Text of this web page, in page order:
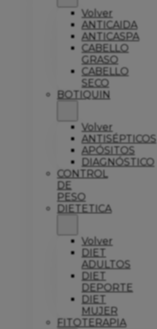
Volver
ANTICAIDA
ANTICASPA
CABELLO
GRASO
CABELLO
SECO
BOTIQUIN
Volver
ANTISÉPTICOS
APÓSITOS
DIAGNÓSTICO
CONTROL
DE
PESO
DIETETICA
Volver
DIET
ADULTOS
DIET
DEPORTE
DIET
MUJER
FITOTERAPIA